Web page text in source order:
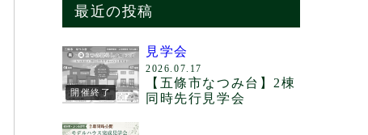
最近の投稿
開催終了
見学会
2026.07.17
【五條市なつみ台】2棟
同時先行見学会